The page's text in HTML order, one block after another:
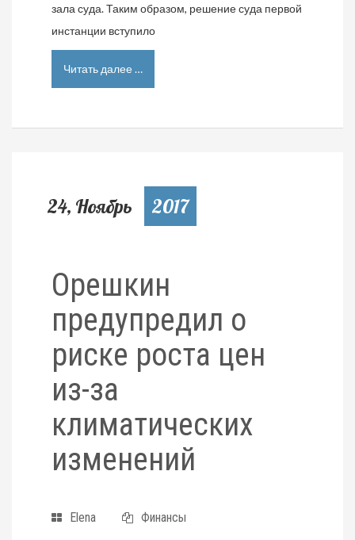
зала суда. Таким образом, решение суда первой
инстанции вступило
Читать далее …
24, Ноябрь 2017
Орешкин
предупредил о
риске роста цен
из-за
климатических
изменений
Elena Финансы